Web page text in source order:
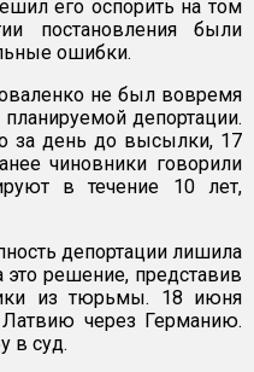
его оспорить на том
постановления были
ошибки.
не был вовремя
депортации.
за день до высылки, 17
чиновники говорили
в течение 10 лет,
депортации лишила
решение, представив
из тюрьмы. 18 июня
через Германию.
в суд.